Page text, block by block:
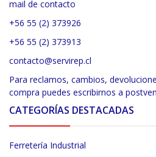
mail de contacto
+56 55 (2) 373926
+56 55 (2) 373913
contacto@servirep.cl
Para reclamos, cambios,
compra puedes escribirnos a
CATEGORÍAS DESTACADAS
Ferretería Industrial